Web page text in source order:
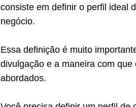
consiste em definir o perfil ideal
negócio.
Essa definição é muito
divulgação e a maneira com
abordados.